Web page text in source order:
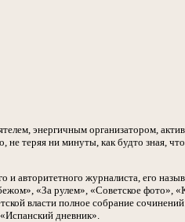
энергичным организатором,
не теряя ни минуты, как будто зная,
и авторитетного журналиста, его
«За рулем», «Советское фото»,
власти полное собрание сочинений
дневник».